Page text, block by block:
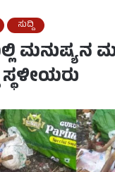
ಸುದ್ದಿ
ಮನುಷ್ಯನ
ಸ್ಥಳೀಯರು